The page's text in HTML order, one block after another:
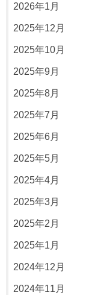
2026年1月
2025年12月
2025年10月
2025年9月
2025年8月
2025年7月
2025年6月
2025年5月
2025年4月
2025年3月
2025年2月
2025年1月
2024年12月
2024年11月